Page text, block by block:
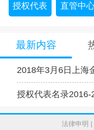
授权代表 直管中
最新内容
2018年3月6日上海
授权代表名录2016-
法律申明 |